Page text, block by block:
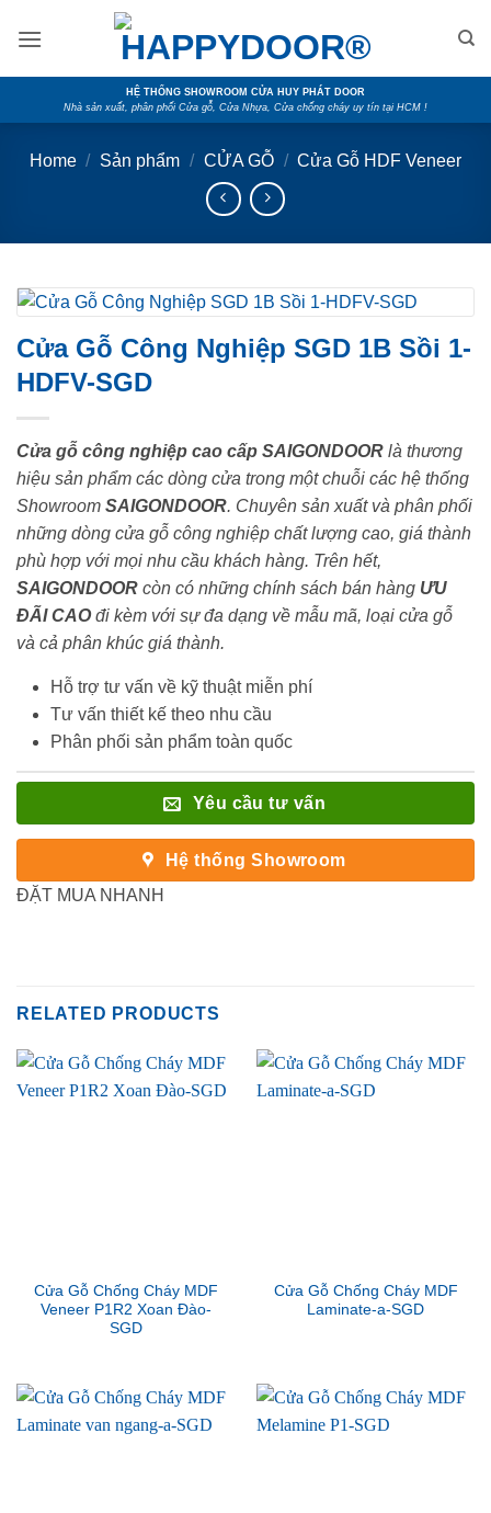
HỆ THỐNG SHOWROOM CỬA HUY PHÁT DOOR
Nhà sản xuất, phân phối Cửa gỗ, Cửa Nhựa, Cửa chống cháy uy tín tại HCM !
Home / Sản phẩm / CỬA GỖ / Cửa Gỗ HDF Veneer
Cửa Gỗ Công Nghiệp SGD 1B Sồi 1-
HDFV-SGD
Cửa gỗ công nghiệp cao cấp SAIGONDOOR là thương
hiệu sản phẩm các dòng cửa trong một chuỗi các hệ thống
Showroom SAIGONDOOR. Chuyên sản xuất và phân phối
những dòng cửa gỗ công nghiệp chất lượng cao, giá thành
phù hợp với mọi nhu cầu khách hàng. Trên hết,
SAIGONDOOR còn có những chính sách bán hàng ƯU
ĐÃI CAOđi kèm với sự đa dạng về mẫu mã, loại cửa gỗ
và cả phân khúc giá thành.
Hỗ trợ tư vấn về kỹ thuật miễn phí
Tư vấn thiết kế theo nhu cầu
Phân phối sản phẩm toàn quốc
Yêu cầu tư vấn
Hệ thống Showroom
ĐẶT MUA NHANH
RELATED PRODUCTS
Cửa Gỗ Chống Cháy MDF
Veneer P1R2 Xoan Đào-
SGD
Cửa Gỗ Chống Cháy MDF
Laminate-a-SGD